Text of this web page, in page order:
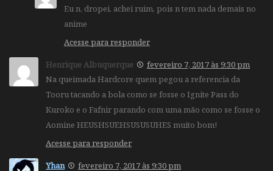
Eu n, dropei, achei ruim, pois n tem nada demais no
anime
Acesse para responder
Henrique Albuquerque
fevereiro 7, 2017 às 9:30 pm
Na queimada Hardcore quem pegou a referencia da
Tooru tacando a bola como se fosse o Ignite Pass do
Kuroko e o Fafnir parando com uma mão como se fosse o
Aomine HEUSHSUEHSUSUSUHES muito bom!
Acesse para responder
Yhan
fevereiro 7, 2017 às 9:30 pm